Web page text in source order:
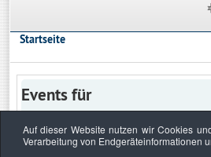
Startseite
Events für
Auf dieser Website nutzen wir Cookies
Verarbeitung von Endgeräteinformationen